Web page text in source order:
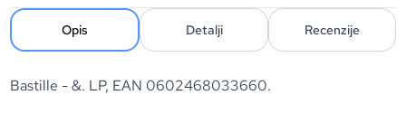
Opis Detalji Recenzije
Bastille - &. LP, EAN 0602468033660.